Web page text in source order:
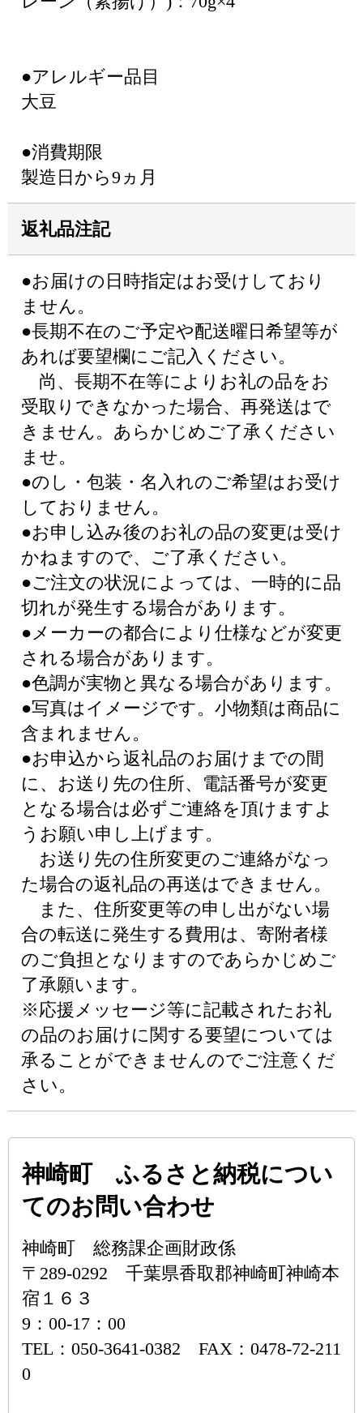
●アレルギー品目
大豆
●消費期限
製造日から9ヵ月
返礼品注記
●お届けの日時指定はお受けしており
ません。
●長期不在のご予定や配送曜日希望等が
あれば要望欄にご記入ください。
尚、長期不在等によりお礼の品をお
受取りできなかった場合、再発送はで
きません。あらかじめご了承ください
ませ。
●のし・包装・名入れのご希望はお受け
しておりません。
●お申し込み後のお礼の品の変更は受け
かねますので、ご了承ください。
●ご注文の状況によっては、一時的に品
切れが発生する場合があります。
●メーカーの都合により仕様などが変更
される場合があります。
●色調が実物と異なる場合があります。
●写真はイメージです。小物類は商品に
含まれません。
●お申込から返礼品のお届けまでの間
に、お送り先の住所、電話番号が変更
となる場合は必ずご連絡を頂けますよ
うお願い申し上げます。
お送り先の住所変更のご連絡がなっ
た場合の返礼品の再送はできません。
また、住所変更等の申し出がない場
合の転送に発生する費用は、寄附者様
のご負担となりますのであらかじめご
了承願います。
※応援メッセージ等に記載されたお礼
の品のお届けに関する要望については
承ることができませんのでご注意くだ
さい。
神崎町 ふるさと納税につい
てのお問い合わせ
神崎町 総務課企画財政係
〒289-0292 千葉県香取郡神崎町神崎本
宿１６３
9：00-17：00
TEL：050-3641-0382 FAX：0478-72-211
0